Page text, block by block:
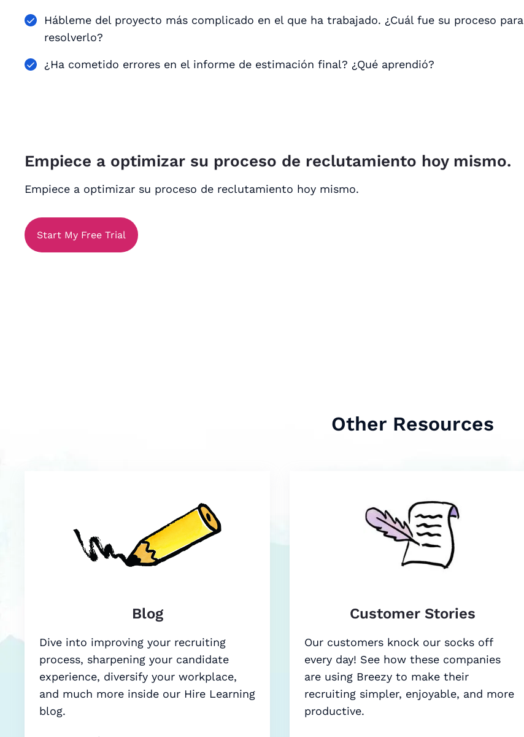
Hábleme del proyecto más complicado en el que ha trabajado. ¿Cuál fue su proceso para
resolverlo?
¿Ha cometido errores en el informe de estimación final? ¿Qué aprendió?
Empiece a optimizar su proceso de reclutamiento hoy mismo.
Empiece a optimizar su proceso de reclutamiento hoy mismo.
Start My Free Trial
Other Resources
Blog
Dive into improving your recruiting
process, sharpening your candidate
experience, diversify your workplace,
and much more inside our Hire Learning
blog.
Customer Stories
Our customers knock our socks off
every day! See how these companies
are using Breezy to make their
recruiting simpler, enjoyable, and more
productive.